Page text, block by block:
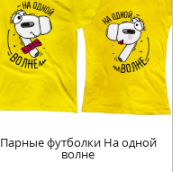
Парные футболки На одной
волне